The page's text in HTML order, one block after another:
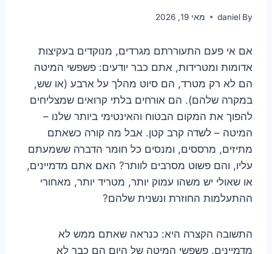
By
daniel מאי 19, 2026
אם אי פעם התעוררתם מגרדים, מנוקדים בעקיצות
אדומות ומטרידות, אתם כבר יודעים: פשפשי המיטה
הם לא רק מטרד, הם סיוט מהלך על ארבע (או שש,
במקרה שלהם). הם אורחים בלתי קרואים שמצליחים
להפוך את המקום הבטוח והאינטימי ביותר שלנו –
המיטה – לשדה קרב קטן. אבל מה קורה כשאתם
מתיזים, מרססים, ומנסים כל חומר הדברה ששמעתם
עליו, והם פשוט מסרבים לוותר? האם אתם מדמיינים,
או שאולי יש משהו עמוק יותר, מטריד יותר, מאחורי
ההתעלמות החוזרת ונשנית שלהם?
התשובה הקצרה היא: כנראה שאתם ממש לא
מדמיינים. פשפשי המיטה של היום הם כבר לא